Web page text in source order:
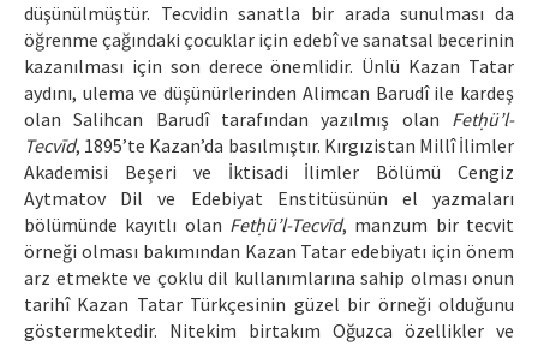
düşünülmüştür. Tecvidin sanatla bir arada sunulması da
öğrenme çağındaki çocuklar için edebî ve sanatsal becerinin
kazanılması için son derece önemlidir. Ünlü Kazan Tatar
aydını, ulema ve düşünürlerinden Alimcan Barudî ile kardeş
olan Salihcan Barudî tarafından yazılmış olan Fetḥü’l-
Tecvīd, 1895’te Kazan’da basılmıştır. Kırgızistan Millî İlimler
Akademisi Beşeri ve İktisadi İlimler Bölümü Cengiz
Aytmatov Dil ve Edebiyat Enstitüsünün el yazmaları
bölümünde kayıtlı olan Fetḥü’l-Tecvīd, manzum bir tecvit
örneği olması bakımından Kazan Tatar edebiyatı için önem
arz etmekte ve çoklu dil kullanımlarına sahip olması onun
tarihî Kazan Tatar Türkçesinin güzel bir örneği olduğunu
göstermektedir. Nitekim birtakım Oğuzca özellikler ve